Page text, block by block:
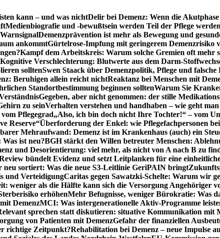
kann – und was nichtDelir bei Demenz: Wenn die
Medienbiografie und -bewußtsein werden Teil der Pflege werden
Demenzprävention ist mehr als Bewegung und
ankommtGürtelrose-Impfung mit geringerem Demenzrisiko
Kampf dem Arbeitskreis: Warum solche Gremien oft mehr
Kognitive Verschlechterung: Blutwerte aus dem Darm-
solltenSwen Staack über Demenzpolitik, Pflege und falsche
Beruhigen allein reicht nichtReaktanz bei Menschen mit
Standortbestimmung beginnen solltenWarum Sie
Gegeben, aber nicht genommen: der stille
zu seinVerhalten verstehen und handhaben – wie geht
Pflegegrad„Also, ich bin doch nicht Ihre Tochter!“ – vom
Reserve“Überforderung der Enkel: wie Pflegefachpersonen
Mehraufwand: Demenz ist im Krankenhaus (auch) ein
ist neu?BGH stärkt den Willen betreuter Menschen:
und Desorientierung: viel mehr, als nicht von A nach B zu
bündelt Evidenz und setzt Leitplanken für eine
neu sortiert: Was die neue S3-Leitlinie GeriPAIN bringt
und VerteidigungCaritas gegen Sawatzki-Schelte: Warum wir
weniger als die Hälfte kann sich die Versorgung Angehöriger
erhöhenMehr Befugnisse, weniger Bürokratie: Was
DemenzMCI: Was intergenerationelle Aktiv-Programme
sprechen statt diskutieren: situative Kommunikation mit
von Patienten mit DemenzGefahr der finanziellen
richtige Zeitpunkt?Rehabilitation bei Demenz – neue Impulse